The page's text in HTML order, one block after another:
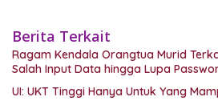
Berita Terkait
Ragam Kendala Orangtua Murid
Salah Input Data hingga Lupa
UI: UKT Tinggi Hanya Untuk Yang